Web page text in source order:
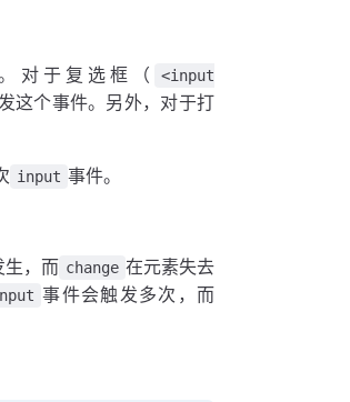
对于复选框（
<input
这个事件。另外，对于打
input 事件。
生，而 change 在元素失去
事件会触发多次，而